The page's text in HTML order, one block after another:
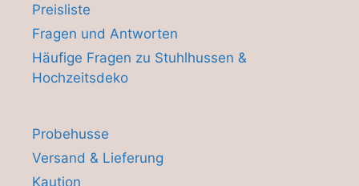
Preisliste
Fragen und Antworten
Häufige Fragen zu Stuhlhussen &
Hochzeitsdeko
Probehusse
Versand & Lieferung
Kaution